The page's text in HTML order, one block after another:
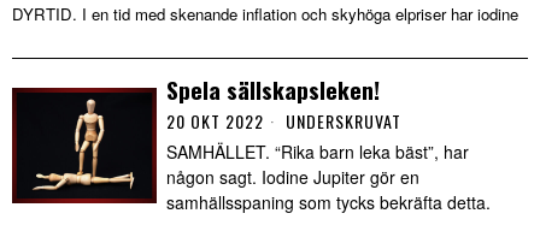
DYRTID. I en tid med skenande inflation och skyhöga elpriser har iodine
Spela sällskapsleken!
20 OKT 2022 UNDERSKRUVAT
SAMHÄLLET. “Rika barn leka bäst”, har
någon sagt. Iodine Jupiter gör en
samhällsspaning som tycks bekräfta detta.